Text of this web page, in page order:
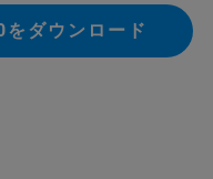
ダウンロード